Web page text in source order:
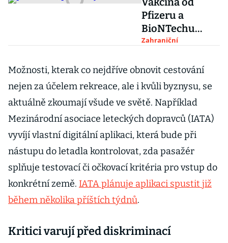
Pfizeru a
BioNTechu
může zastavit
potvrzuje
izraelská studie
Zahraniční
Možnosti, kterak co nejdříve obnovit cestování
nejen za účelem rekreace, ale i kvůli byznysu, se
aktuálně zkoumají všude ve světě. Například
Mezinárodní asociace leteckých dopravců (IATA)
vyvíjí vlastní digitální aplikaci, která bude při
nástupu do letadla kontrolovat, zda pasažér
splňuje testovací či očkovací kritéria pro vstup do
konkrétní země. IATA plánuje aplikaci spustit již
během několika příštích týdnů.
Kritici varují před diskriminací